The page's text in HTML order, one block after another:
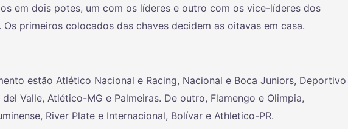
em dois potes, um com os líderes e outro com os vice-líderes dos
primeiros colocados das chaves decidem as oitavas em casa.
estão Atlético Nacional e Racing, Nacional e Boca Juniors, Deportivo
Valle, Atlético-MG e Palmeiras. De outro, Flamengo e Olimpia,
River Plate e Internacional, Bolívar e Athletico-PR.